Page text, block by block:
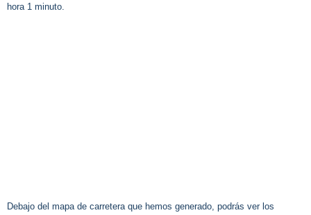
hora 1 minuto.
Debajo del mapa de carretera que hemos generado, podrás ver los